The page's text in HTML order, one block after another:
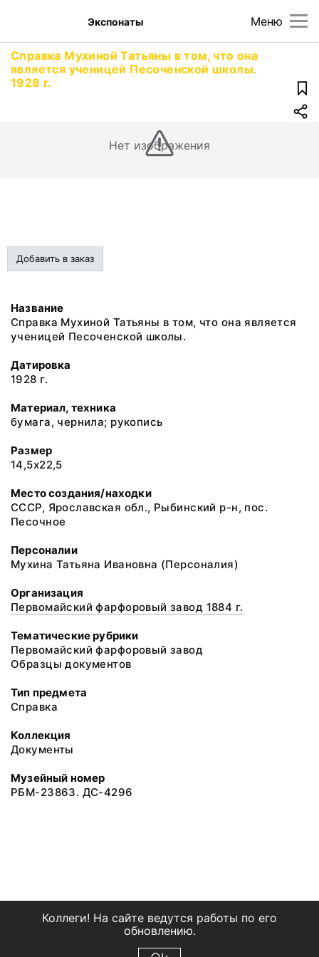
Меню
Экспонаты
Справка Мухиной Татьяны в том, что она
является ученицей Песоченской школы.
1928 г.
Нет изображения
Добавить в заказ
Название
Справка Мухиной Татьяны в том, что она является
ученицей Песоченской школы.
Датировка
1928 г.
Материал, техника
бумага, чернила; рукопись
Размер
14,5х22,5
Место создания/находки
СССР, Ярославская обл., Рыбинский р-н, пос.
Песочное
Персоналии
Мухина Татьяна Ивановна (Персоналия)
Организация
Первомайский фарфоровый завод 1884 г.
Тематические рубрики
Первомайский фарфоровый завод
Образцы документов
Тип предмета
Справка
Коллекция
Документы
Музейный номер
РБМ-23863. ДС-4296
Коллеги! На сайте ведутся работы по его
обновлению.